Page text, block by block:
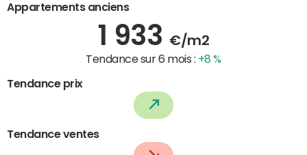
Appartements anciens
1 933 €/m2
Tendance sur 6 mois : +8 %
Tendance prix
Tendance ventes